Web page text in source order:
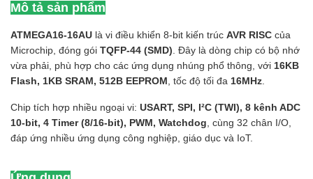
Mô tả sản phẩm
ATMEGA16-16AU là vi điều khiển 8-bit kiến trúc AVR RISC của
Microchip, đóng gói TQFP-44 (SMD) . Đây là dòng chip có bộ nhớ
vừa phải, phù hợp cho các ứng dụng nhúng phổ thông, với 16KB
Flash, 1KB SRAM, 512B EEPROM , tốc độ tối đa 16MHz
Chip tích hợp nhiều ngoại vi: USART, SPI, I²C (TWI), 8 kênh ADC
10-bit, 4 Timer (8/16-bit), PWM, Watchdog , cùng 32 chân I/O,
đáp ứng nhiều ứng dụng công nghiệp, giáo dục và IoT.